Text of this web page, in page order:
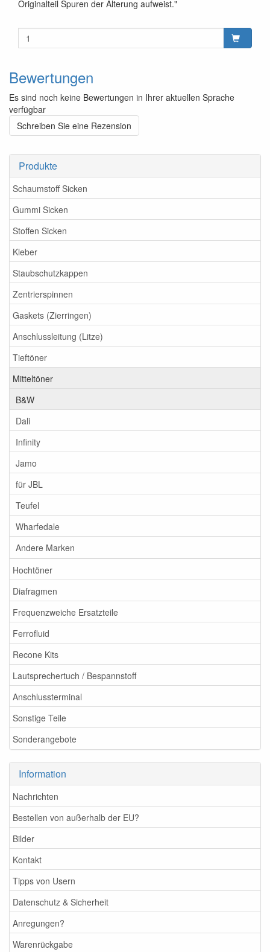
Produkte
Schaumstoff Sicken
Gummi Sicken
Stoffen Sicken
Kleber
Staubschutzkappen
Zentrierspinnen
Gaskets (Zierringen)
Anschlussleitung (Litze)
Tieftöner
Mitteltöner
B&W
Dali
Infinity
Jamo
für JBL
Teufel
Wharfedale
Andere Marken
Hochtöner
Diafragmen
Frequenzweiche Ersatzteile
Ferrofluid
Recone Kits
Lautsprechertuch / Bespannstoff
Anschlussterminal
Sonstige Teile
Sonderangebote
Information
Nachrichten
Bestellen von außerhalb der EU?
Bilder
Kontakt
Tipps von Usern
Datenschutz & Sicherheit
Anregungen?
Warenrückgabe
Originalteil Spuren der Alterung aufweist."
Bewertungen
Es sind noch keine Bewertungen in Ihrer aktuellen Sprache
verfügbar
Schreiben Sie eine Rezension